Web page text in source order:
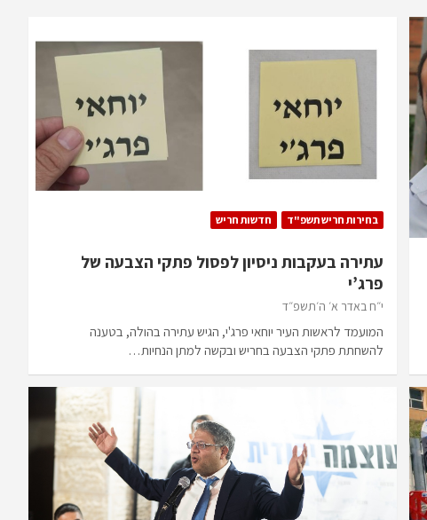
בחירות חריש תשפ"ד חדשות חריש
עתירה בעקבות ניסיון לפסול פתקי הצבעה של
פרג’י
י״ח באדר א׳ ה׳תשפ״ד
המועמד לראשות העיר יוחאי פרג'י, הגיש עתירה בהולה, בטענה
להשחתת פתקי הצבעה בחריש ובקשה למתן הנחיות…